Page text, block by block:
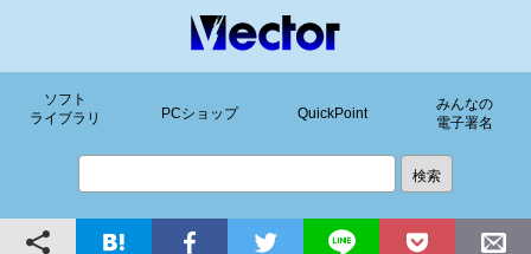
ソフト
ライブラリ
PCショップ QuickPoint
みんなの
電子署名